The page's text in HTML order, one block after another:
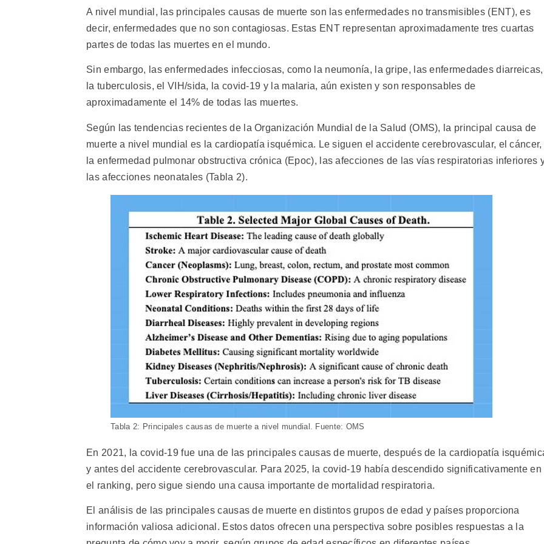
A nivel mundial, las principales causas de muerte son las enfermedades no transmisibles (ENT), es
decir, enfermedades que no son contagiosas. Estas ENT representan aproximadamente tres cuartas
partes de todas las muertes en el mundo.
Sin embargo, las enfermedades infecciosas, como la neumonía, la gripe, las enfermedades diarreicas,
la tuberculosis, el VIH/sida, la covid-19 y la malaria, aún existen y son responsables de
aproximadamente el 14% de todas las muertes.
Según las tendencias recientes de la Organización Mundial de la Salud (OMS), la principal causa de
muerte a nivel mundial es la cardiopatía isquémica. Le siguen el accidente cerebrovascular, el cáncer,
la enfermedad pulmonar obstructiva crónica (Epoc), las afecciones de las vías respiratorias inferiores
las afecciones neonatales (Tabla 2).
Tabla 2: Principales causas de muerte a nivel mundial. Fuente: OMS
En 2021, la covid-19 fue una de las principales causas de muerte, después de la cardiopatía
y antes del accidente cerebrovascular. Para 2025, la covid-19 había descendido significativamente en
el ranking, pero sigue siendo una causa importante de mortalidad respiratoria.
El análisis de las principales causas de muerte en distintos grupos de edad y países proporciona
información valiosa adicional. Estos datos ofrecen una perspectiva sobre posibles respuestas a la